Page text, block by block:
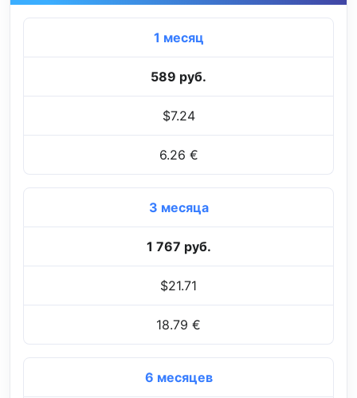
1 месяц
589 руб.
$7.24
6.26 €
3 месяца
1 767 руб.
$21.71
18.79 €
6 месяцев